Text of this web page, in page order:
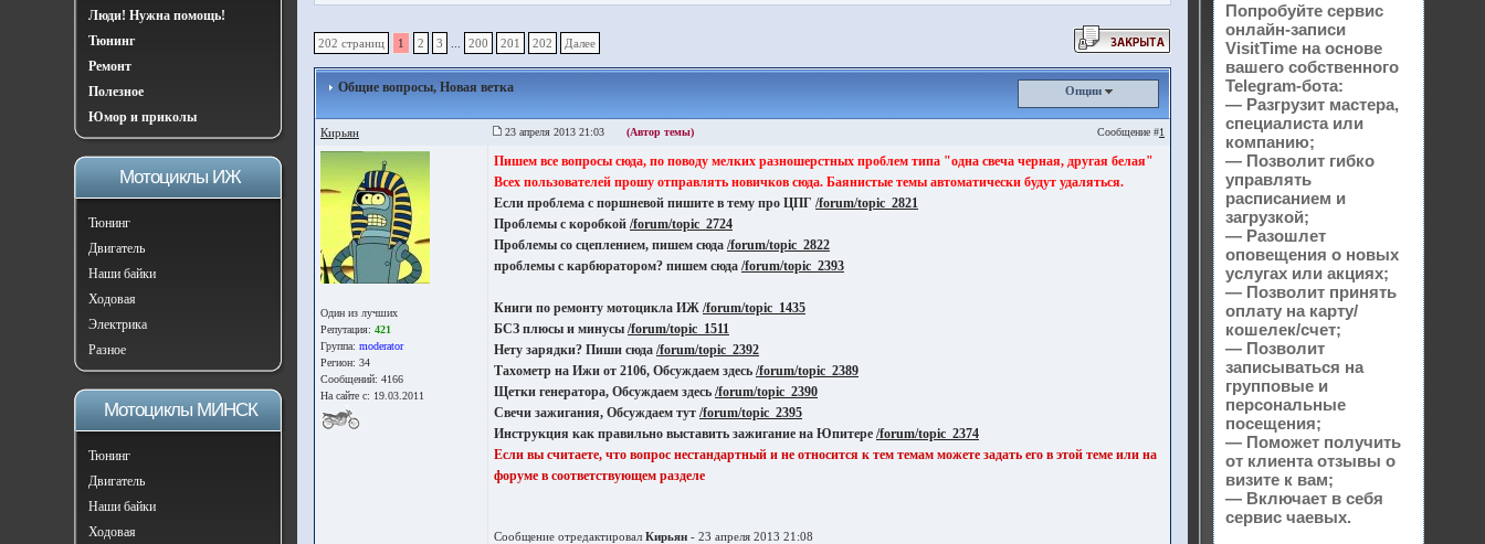
Люди! Нужна помощь!
Тюнинг
Ремонт
Полезное
Юмор и приколы
Мотоциклы ИЖ
Тюнинг
Двигатель
Наши байки
Ходовая
Электрика
Разное
Мотоциклы МИНСК
Тюнинг
Двигатель
Наши байки
Ходовая
202 страниц 1 2 3 200 201 202 Далее
Общие вопросы, Новая ветка Опции
Кирьян 23 апреля 2013 21:03 (Автор темы) Сообщение #1
Один из лучших
Репутация: 421
Группа: moderator
Регион: 34
Сообщений: 4166
На сайте с: 19.03.2011
Пишем все вопросы сюда, по поводу мелких разношерстных проблем типа "одна свеча черная, другая белая"
Всех пользователей прошу отправлять новичков сюда. Баянистые темы автоматически будут удаляться.
Если проблема с поршневой пишите в тему про ЦПГ /forum/topic_2821
Проблемы с коробкой /forum/topic_2724
Проблемы со сцеплением, пишем сюда /forum/topic_2822
проблемы с карбюратором? пишем сюда /forum/topic_2393
Книги по ремонту мотоцикла ИЖ /forum/topic_1435
БСЗ плюсы и минусы /forum/topic_1511
Нету зарядки? Пиши сюда /forum/topic_2392
Тахометр на Ижи от 2106, Обсуждаем здесь /forum/topic_2389
Щетки генератора, Обсуждаем здесь /forum/topic_2390
Свечи зажигания, Обсуждаем тут /forum/topic_2395
Инструкция как правильно выставить зажигание на Юпитере /forum/topic_2374
Если вы считаете, что вопрос нестандартный и не относится к тем темам можете задать его в этой теме или на
форуме в соответствующем разделе
Сообщение отредактировал Кирьян - 23 апреля 2013 21:08
Попробуйте сервис
онлайн-записи
VisitTime на основе
вашего собственного
Telegram-бота:
— Разгрузит мастера,
специалиста или
компанию;
— Позволит гибко
управлять
расписанием и
загрузкой;
— Разошлет
оповещения о новых
услугах или акциях;
— Позволит принять
оплату на карту/
кошелек/счет;
— Позволит
записываться на
групповые и
персональные
посещения;
— Поможет получить
от клиента отзывы о
визите к вам;
— Включает в себя
сервис чаевых.